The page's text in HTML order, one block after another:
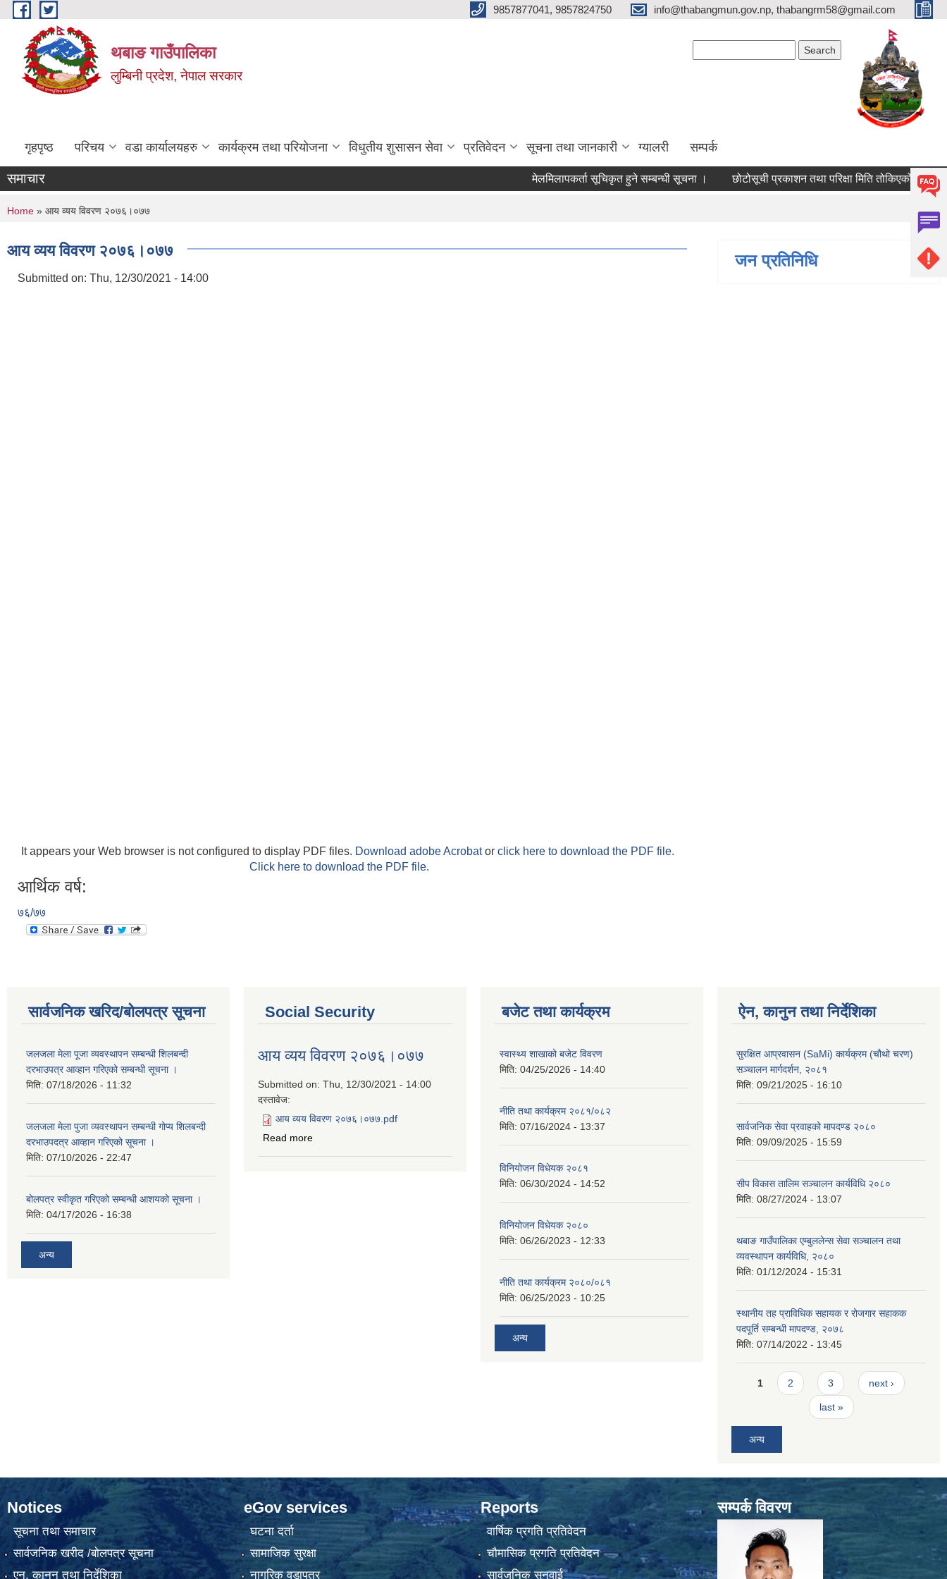
Skip to main content 9857877041, 9857824750 info@thabangmun.gov.np, thabangrm58@gmail.com
थबाङ गाउँपालिका
लुम्बिनी प्रदेश, नेपाल सरकार
गृहपृष्ठ परिचय वडा कार्यालयहरु कार्यक्रम तथा परियोजना विधुतीय शुसासन सेवा प्रतिवेदन सूचना तथा जानकारी ग्यालरी सम्पर्क
समाचार मेलमिलापकर्ता सूचिकृत हुने सम्बन्धी सूचना । छोटोसूची प्रकाशन तथा परिक्षा मिति तोकिएको सम्बन्धी
You are here
Home » आय व्यय विवरण २०७६।०७७
आय व्यय विवरण २०७६।०७७
Submitted on: Thu, 12/30/2021 - 14:00
It appears your Web browser is not configured to display PDF files. Download adobe Acrobator click here to download the PDF file.
Click here to download the PDF file.
आर्थिक वर्ष:
७६/७७
जन प्रतिनिधि
सार्वजनिक खरिद/बोलपत्र सूचना
जलजला मेला पूजा व्यवस्थापन सम्बन्धी शिलबन्दी
दरभाउपत्र आव्हान गरिएको सम्बन्धी सूचना ।
मिति: 07/18/2026 - 11:32
जलजला मेला पुजा व्यवस्थापन सम्बन्धी गोप्य शिलबन्दी
दरभाउपदत्र आव्हान गरिएको सूचना ।
मिति: 07/10/2026 - 22:47
बोलपत्र स्वीकृत गरिएको सम्बन्धी आशयको सूचना ।
मिति: 04/17/2026 - 16:38
अन्य
Social Security
आय व्यय विवरण २०७६।०७७
Submitted on: Thu, 12/30/2021 - 14:00
दस्तावेज:
आय व्यय विवरण २०७६।०७७.pdf
Read more
बजेट तथा कार्यक्रम
स्वास्थ्य शाखाको बजेट विवरण
मिति: 04/25/2026 - 14:40
नीति तथा कार्यक्रम २०८१/०८२
मिति: 07/16/2024 - 13:37
विनियोजन विधेयक २०८१
मिति: 06/30/2024 - 14:52
विनियोजन विधेयक २०८०
मिति: 06/26/2023 - 12:33
नीति तथा कार्यक्रम २०८०/०८१
मिति: 06/25/2023 - 10:25
अन्य
ऐन, कानुन तथा निर्देशिका
सुरक्षित आप्रवासन (SaMi) कार्यक्रम (चौथो चरण)
सञ्चालन मार्गदर्शन, २०८१
मिति: 09/21/2025 - 16:10
सार्वजनिक सेवा प्रवाहको मापदण्ड २०८०
मिति: 09/09/2025 - 15:59
सीप विकास तालिम सञ्चालन कार्यविधि २०८०
मिति: 08/27/2024 - 13:07
थबाङ गाउँपालिका एम्बुललेन्स सेवा सञ्चालन तथा
व्यवस्थापन कार्यविधि, २०८०
मिति: 01/12/2024 - 15:31
स्थानीय तह प्राविधिक सहायक र रोजगार सहाकक
पदपूर्ति सम्बन्धी मापदण्ड, २०७८
मिति: 07/14/2022 - 13:45
Pages
1 2 3 next ›
last »
अन्य
Notices
सूचना तथा समाचार
सार्वजनिक खरीद /बोलपत्र सूचना
एन, कानुन तथा निर्देशिका
eGov services
घटना दर्ता
सामाजिक सुरक्षा
नागरिक वडापत्र
Reports
वार्षिक प्रगति प्रतिवेदन
चौमासिक प्रगति प्रतिवेदन
सार्वजनिक सुनुवाई
सम्पर्क विवरण